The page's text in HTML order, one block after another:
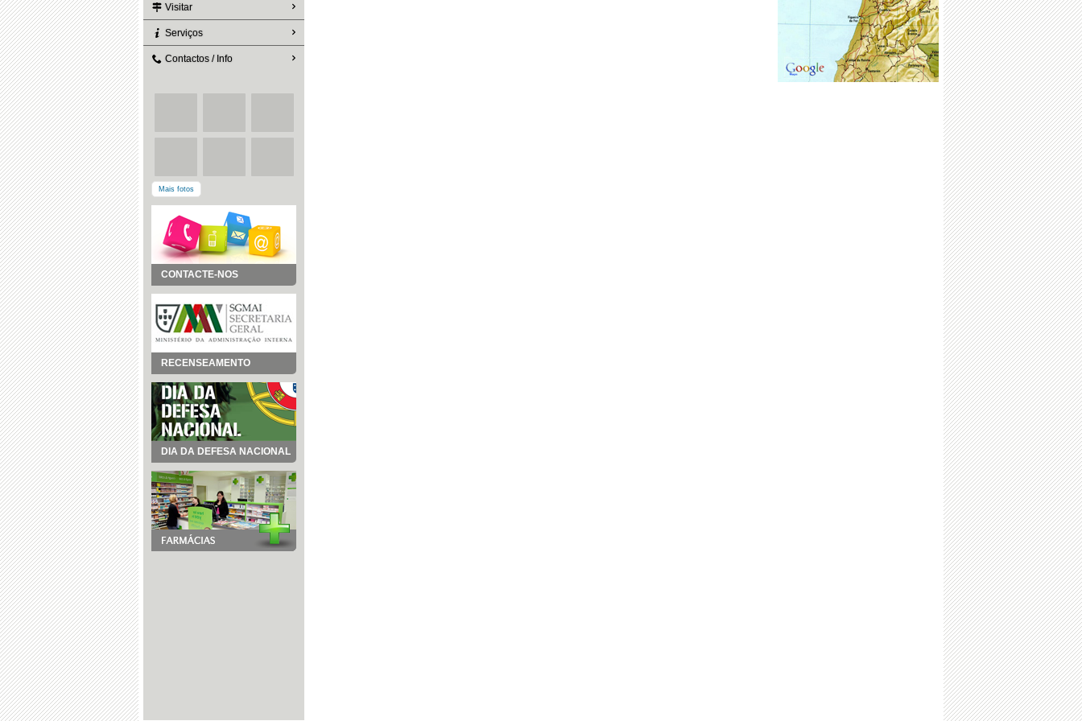
Visitar
Serviços
Contactos / Info
Mais fotos
CONTACTE-NOS
RECENSEAMENTO
DIA DA DEFESA NACIONAL
Anúncio de Hasta Pública